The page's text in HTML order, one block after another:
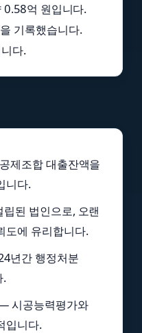
0.58억 원입니다.
기록했습니다.
다.
제조합 대출잔액을
니다.
된 법인으로, 오랜
도에 유리합니다.
년간 행정처분
.
시공능력평가와
입니다.